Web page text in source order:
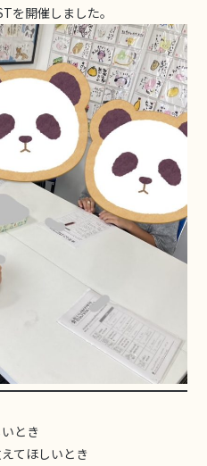
を開催しました。
とき
てほしいとき